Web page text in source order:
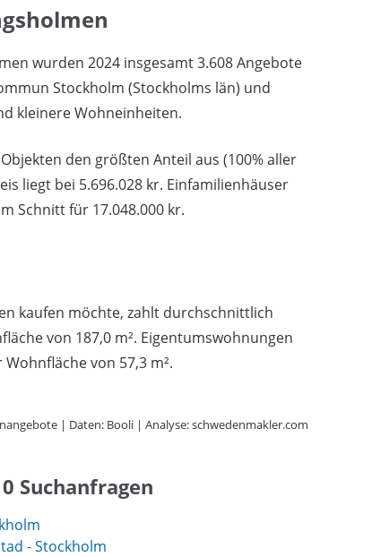
wurden 2024 insgesamt 3.608 Angebote
Stockholm (Stockholms län) und
kleinere Wohneinheiten.
den größten Anteil aus (100% aller
liegt bei 5.696.028 kr. Einfamilienhäuser
Schnitt für 17.048.000 kr.
kaufen möchte, zahlt durchschnittlich
von 187,0 m². Eigentumswohnungen
von 57,3 m².
| Daten: Booli | Analyse: schwedenmakler.com
Suchanfragen
- Stockholm